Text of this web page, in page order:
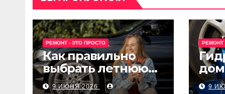
РЕМОНТ - ЭТО ПРОСТО
Как правильно
выбрать летнюю
резину для
9 ИЮНЯ 2026
РЕМОНТ
9